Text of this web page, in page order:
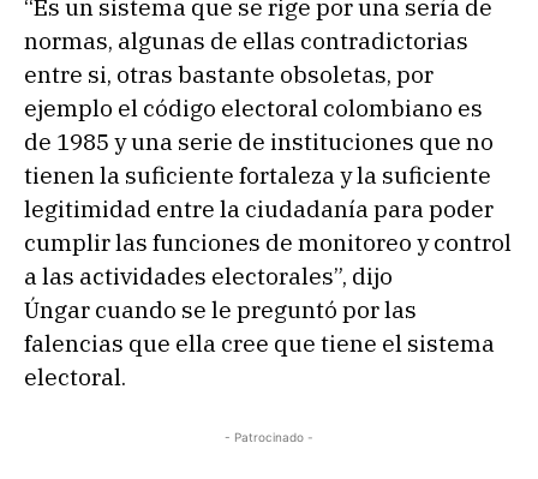
p
r
o
d
u
c
t
o
r
d
e
a
“Es un sistema que se rige por una sería de
normas, algunas de ellas contradictorias
entre si, otras bastante obsoletas, por
ejemplo el código electoral colombiano es
de 1985 y una serie de instituciones que no
tienen la suficiente fortaleza y la suficiente
legitimidad entre la ciudadanía para poder
cumplir las funciones de monitoreo y control
a las actividades electorales”, dijo
Úngar cuando se le preguntó por las
falencias que ella cree que tiene el sistema
electoral.
- Patrocinado -